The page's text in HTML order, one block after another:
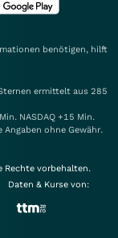
benötigen, hilft
ermittelt aus 285
NASDAQ +15 Min.
Angaben ohne Gewähr.
Rechte vorbehalten.
Daten & Kurse von: